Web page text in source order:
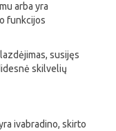
arba yra
funkcijos
susijęs
skilvelių
ivabradino, skirto